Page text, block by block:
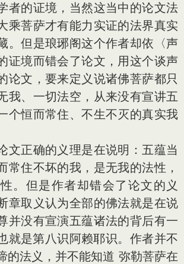
者的证境，当然这当中的论文法
乘菩萨才有能力实证的法界真实
。但是琅琊阁这个作者却依〈声
证境而错会了论文，用这个谈声
论文，要来定义说诸佛菩萨都只
我、一切法空，从来没有宣讲五
个恒而常住、不生不灭的真实我
文正确的义理是在说明：五蕴当
常住不坏的我，是无我的法性，
。但是作者却错会了论文的义
章取义认为全部的佛法就是在说
并没有宣演五蕴诸法的背后有一
是第八识阿赖耶识。作者并不
的法义，并不能知道 弥勒菩萨在